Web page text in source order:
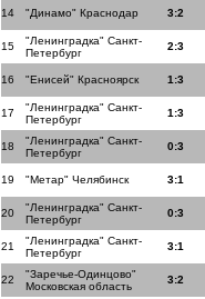
14 "Динамо" Краснодар 3:2
15
"Ленинградка" Санкт-
Петербург
2:3
16 "Енисей" Красноярск 1:3
17
"Ленинградка" Санкт-
Петербург
1:3
18
"Ленинградка" Санкт-
Петербург
0:3
19 "Метар" Челябинск 3:1
20
"Ленинградка" Санкт-
Петербург
0:3
21
"Ленинградка" Санкт-
Петербург
3:1
22
"Заречье-Одинцово"
Московская область
3:2